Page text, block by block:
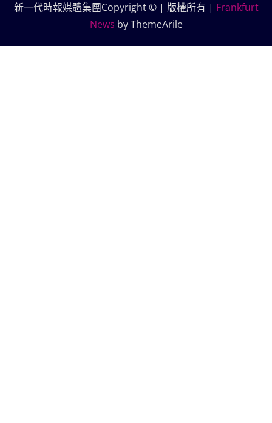
新一代時報媒體集團Copyright © | 版權所有 | Frankfurt
News by ThemeArile